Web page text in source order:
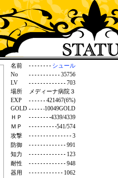
名前
シュール
No
35756
LV
703
場所
メディーナ病院３
EXP
421467(6%)
GOLD
10049GOLD
ＨＰ
4339/4339
ＭＰ
541/574
攻撃
3
防御
991
知力
123
耐性
948
器用
1062